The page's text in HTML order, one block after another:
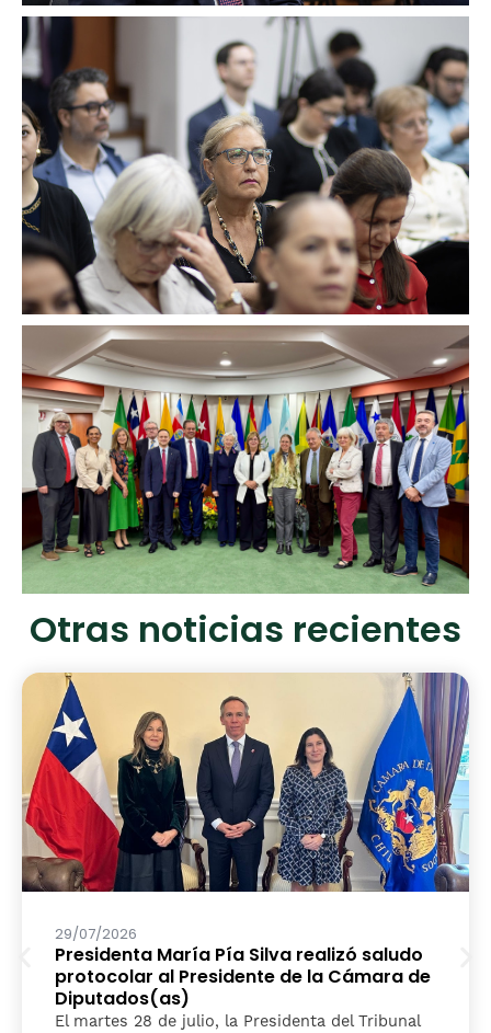
Otras noticias recientes
29/07/2026
Presidenta María Pía Silva realizó saludo
protocolar al Presidente de la Cámara de
Diputados(as)
El martes 28 de julio, la Presidenta del Tribunal